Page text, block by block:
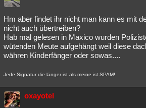
Hm aber findet ihr nicht man kann es mit
nicht auch übertreiben?
Hab mal gelesen in Maxico wurden
wütenden Meute aufgehängt weil diese
währen Kinderfänger oder sowas....
Jede Signatur die länger ist als meine ist SPAM!
oxayotel